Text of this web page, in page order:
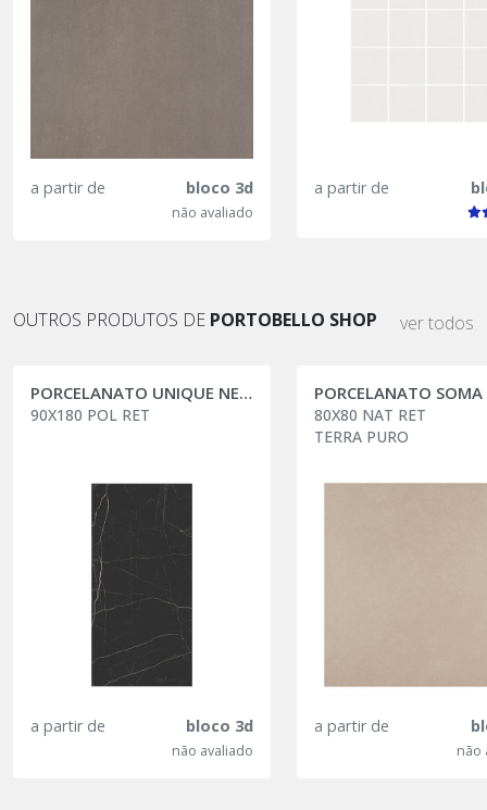
a partir de bloco 3d
não avaliado
a partir de
OUTROS PRODUTOS DE PORTOBELLO SHOP ver todos
PORCELANATO UNIQUE NERO VENATO
90X180 POL RET
a partir de bloco 3d
não avaliado
PORCELANATO SOMA
80X80 NAT RET
TERRA PURO
a partir de
não